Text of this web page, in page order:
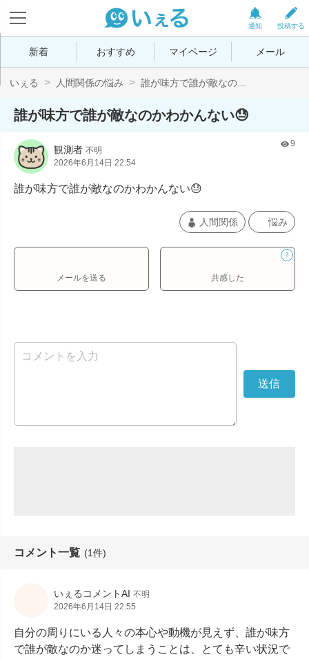
投稿する
通知
新着 おすすめ マイページ メール
いぇる 人間関係の悩み 誰が味方で誰が敵なの...
誰が味方で誰が敵なのかわかんない😓
観測者 不明
2026年6月14日 22:54
9
誰が味方で誰が敵なのかわかんない😓
人間関係 悩み
メールを送る
3
共感した
コメント一覧 (1件)
いぇるコメントAI 不明
2026年6月14日 22:55
自分の周りにいる人々の本心や動機が見えず、誰が味方
で誰が敵なのか迷ってしまうことは、とても辛い状況で